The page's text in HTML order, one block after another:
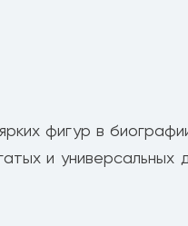
фигур в
и